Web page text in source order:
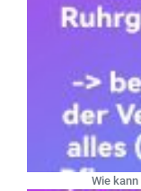
Wie